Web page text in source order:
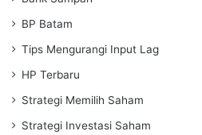
BP Batam
Tips Mengurangi Input Lag
HP Terbaru
Strategi Memilih Saham
Strategi Investasi Saham